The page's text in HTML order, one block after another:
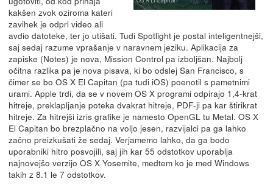
kakšen zvok oziroma kateri
zavihek je odprl video ali
avdio datoteke, ter jo utišati. Tudi Spotlight je postal inteligentnejši,
saj sedaj razume vprašanje v naravnem jeziku. Aplikacija za
zapiske (Notes) je nova, Mission Control pa izboljšan. Najbolj
očitna razlika pa je nova pisava, ki bo odslej San Francisco, s
čimer se bo OS X El Capitan (pa tudi iOS) poenotil s pametnimi
urami. Apple trdi, da se v novem OS X programi odpirajo 1,4-krat
hitreje, preklapljanje poteka dvakrat hitreje, PDF-ji pa kar štirikrat
hitreje. Za hitrejši izris grafike je namesto OpenGL tu Metal. OS X
El Capitan bo brezplačno na voljo jesen, razvijalci pa ga lahko
začno preizkušati že sedaj. Verjamemo lahko, da ga bodo
uporabniki hitro posvojili, saj jih kar 55 odstotkov uporablja
najnovejšo verzijo OS X Yosemite, medtem ko je med Windows
takih z 8.1 le 7 odstotkov.